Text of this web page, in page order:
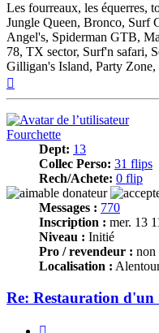
Les fourreaux, les équerres,
Jungle Queen, Bronco, Surf
Angel's, Spiderman GTB,
78, TX sector, Surf'n safari,
Gilligan's Island, Party
Fourchette
Dept: 13
Collec Perso: 31 flips
Rech/Achete: 0 flip
Messages : 770
Inscription : mer. 13
Niveau : Initié
Pro / revendeur : non
Localisation :
Re: Restauration